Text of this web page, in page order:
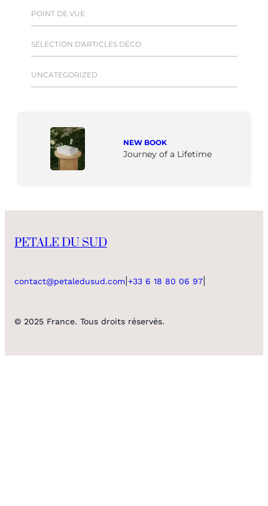
POINT DE VUE
SÉLECTION D'ARTICLES DÉCO
UNCATEGORIZED
NEW BOOK
Journey of a Lifetime
PETALE DU SUD
contact@petaledusud.com +33 6 18 80 06 97
© 2025 France. Tous droits réservés.